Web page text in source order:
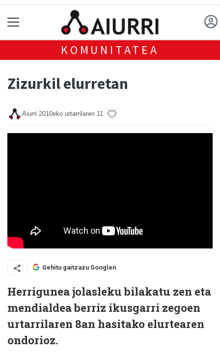
KOMUNITATEA
Zizurkil elurretan
Aiurri 2010eko urtarrilaren 11
Gehitu gaitzazu Googlen
Herrigunea jolasleku bilakatu zen eta
mendialdea berriz ikusgarri zegoen
urtarrilaren 8an hasitako elurtearen
ondorioz.